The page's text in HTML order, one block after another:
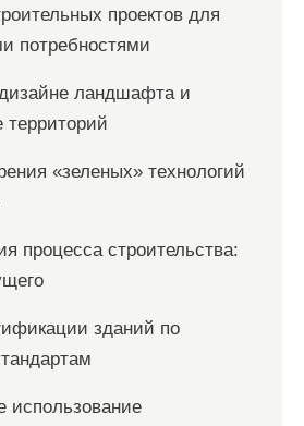
проектов для
потребностями
ландшафта и
территорий
«зеленых» технологий
процесса строительства:
зданий по
использование